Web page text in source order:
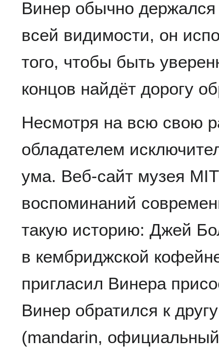
Винер обычно держался
всей видимости, он
того, чтобы быть
концов найдёт дорогу
Несмотря на всю свою
обладателем
ума. Веб-сайт музея
воспоминаний
такую историю: Джей
в кембриджской
пригласил Винера
Винер обратился к
(mandarin, официальный